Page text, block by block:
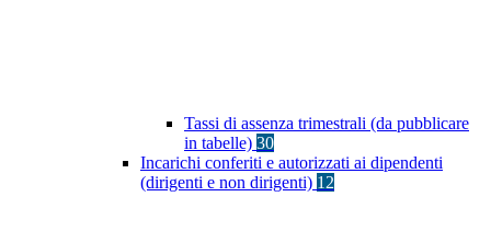
Tassi di assenza trimestrali (da pubblicare
in tabelle) 30
Incarichi conferiti e autorizzati ai dipendenti
(dirigenti e non dirigenti) 12